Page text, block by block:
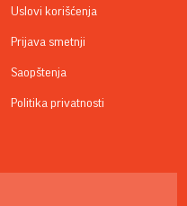
Uslovi korišćenja
Prijava smetnji
Saopštenja
Politika privatnosti